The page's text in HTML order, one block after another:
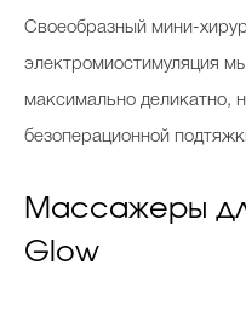
Своеобразный мини-
электромиостимуляция
максимально деликатно,
безоперационной
Массажеры
Glow